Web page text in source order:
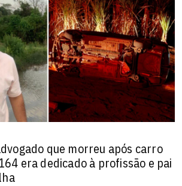
que morreu após carro
era dedicado à profissão e pai